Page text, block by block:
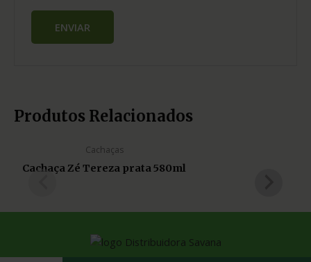
Produtos Relacionados
Cachaças
Cachaça Zé Tereza prata 580ml